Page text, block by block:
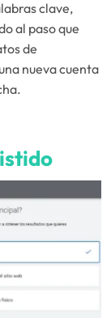
clave,
al paso que
de
nueva cuenta